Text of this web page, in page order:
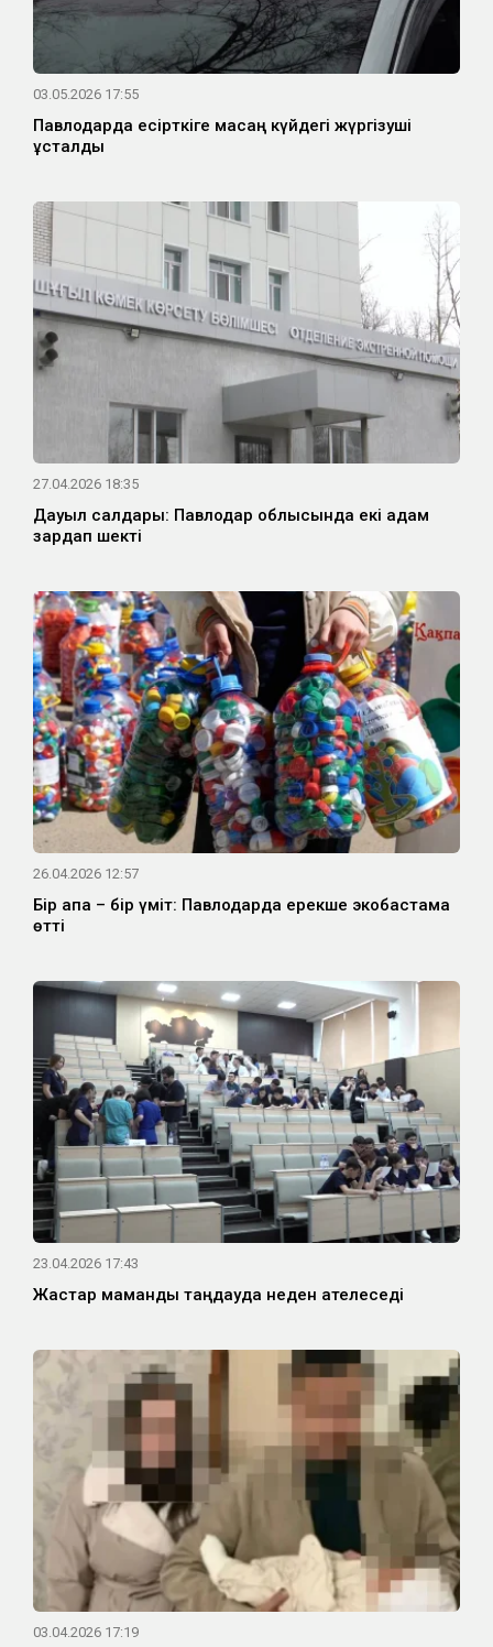
03.05.2026 17:55
Павлодарда есірткіге масаң күйдегі жүргізуші
ұсталды
27.04.2026 18:35
Дауыл салдары: Павлодар облысында екі адам
зардап шекті
26.04.2026 12:57
Бір қақпақ – бір үміт: Павлодарда ерекше экобастама
өтті
23.04.2026 17:43
Жастар мамандық таңдауда неден қателеседі
03.04.2026 17:19